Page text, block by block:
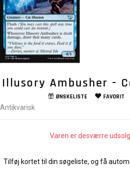
Illusory Ambusher -
ØNSKELISTE FAVORIT
Antikvarisk
Varen er desværre
Tilføj kortet til din søgeliste, og få